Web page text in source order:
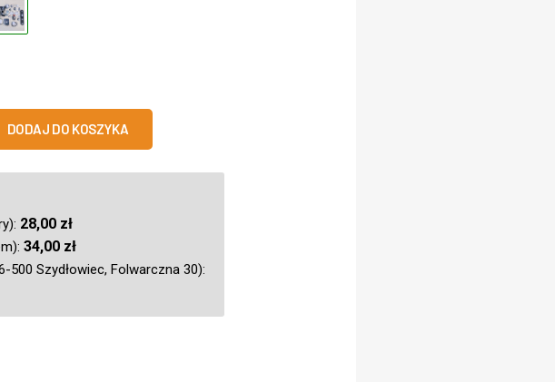
DODAJ DO KOSZYKA
28,00 zł
34,00 zł
500 Szydłowiec, Folwarczna 30):